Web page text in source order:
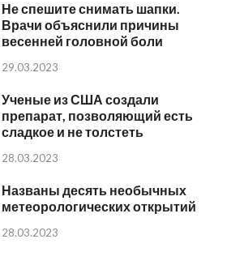
Не спешите снимать шапки.
Врачи объяснили причины
весенней головной боли
29.03.2023
Ученые из США создали
препарат, позволяющий есть
сладкое и не толстеть
28.03.2023
Названы десять необычных
метеорологических открытий
28.03.2023